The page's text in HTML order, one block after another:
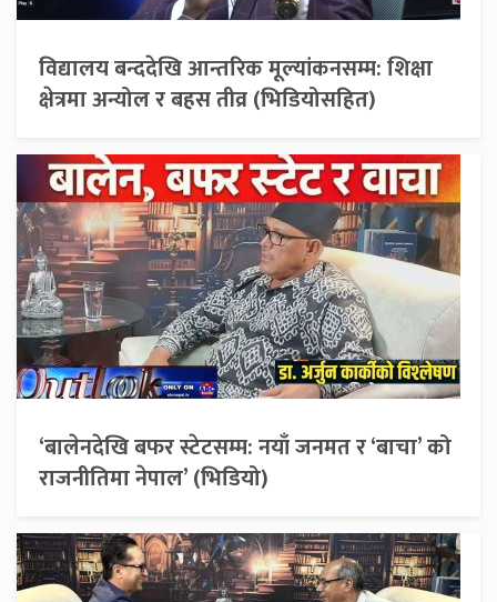
विद्यालय बन्ददेखि आन्तरिक मूल्यांकनसम्म: शिक्षा
क्षेत्रमा अन्योल र बहस तीव्र (भिडियोसहित)
‘बालेनदेखि बफर स्टेटसम्म: नयाँ जनमत र ‘बाचा’ को
राजनीतिमा नेपाल’ (भिडियो)